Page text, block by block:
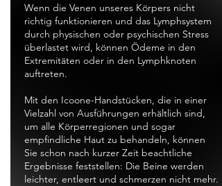
Wenn die Venen unseres Körpers nicht
richtig funktionieren und das Lymphsystem
durch physischen oder psychischen Stress
überlastet wird, können Ödeme in den
Extremitäten oder in den Lymphknoten
auftreten.
Mit den Icoone-Handstücken, die in einer
Vielzahl von Ausführungen erhältlich sind,
um alle Körperregionen und sogar
empfindliche Haut zu behandeln, können
Sie schon nach kurzer Zeit beachtliche
Ergebnisse feststellen: Die Beine werden
leichter, entleert und schmerzen nicht mehr.